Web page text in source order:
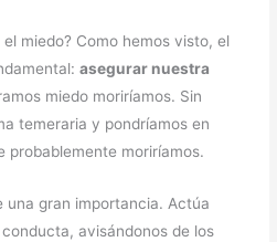
miedo? Como hemos visto, el
asegurar nuestra
miedo moriríamos. Sin
temeraria y pondríamos en
probablemente moriríamos.
una gran importancia. Actúa
avisándonos de los